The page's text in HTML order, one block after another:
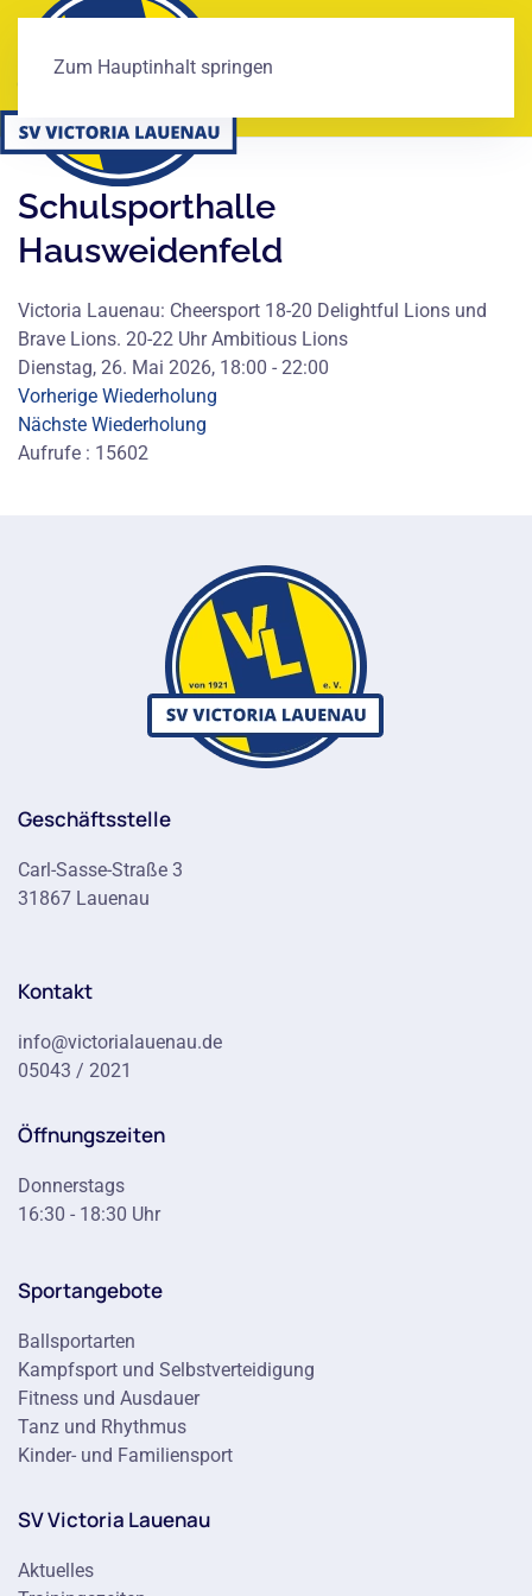
Zum Hauptinhalt springen
Schulsporthalle
Hausweidenfeld
Victoria Lauenau: Cheersport 18-20 Delightful Lions und
Brave Lions. 20-22 Uhr Ambitious Lions
Dienstag, 26. Mai 2026, 18:00 - 22:00
Vorherige Wiederholung
Nächste Wiederholung
Aufrufe : 15602
Geschäftsstelle
Carl-Sasse-Straße 3
31867 Lauenau
Kontakt
info@victorialauenau.de
05043 / 2021
Öffnungszeiten
Donnerstags
16:30 - 18:30 Uhr
Sportangebote
Ballsportarten
Kampfsport und Selbstverteidigung
Fitness und Ausdauer
Tanz und Rhythmus
Kinder- und Familiensport
SV Victoria Lauenau
Aktuelles